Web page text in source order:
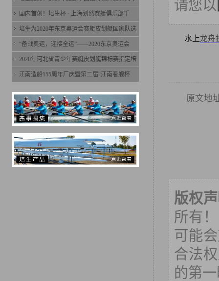
请您以
水上龙舟
原文地
版权
所有
可能
合法
的第
国内首创！培生杯 · 上海划然赛艇俱乐部千
培生为2020年东京奥运会赛艇皮划艇国家队选
“备战奥运，迎接全运”——2020东京奥运会
2020年河北省青少年赛艇皮划艇锦标赛指定培
江南造船155周年厂庆暨第二届“江南看舰杯